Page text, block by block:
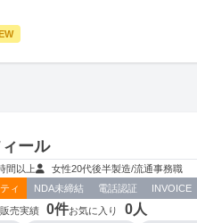
ール
間以上 女性20代後半製造/流通事務職
ィ NDA未締結 電話認証 INVOICE
売実績 0件お気に入り 0人